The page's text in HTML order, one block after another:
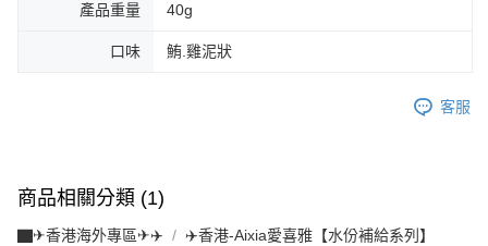
產品重量 40g
口味 鮪.雞泥狀
客服
商品相關分類 (1)
▇✈香港海外專區✈✈️ ✈️香港-Aixia愛喜雅【水份補給系列】